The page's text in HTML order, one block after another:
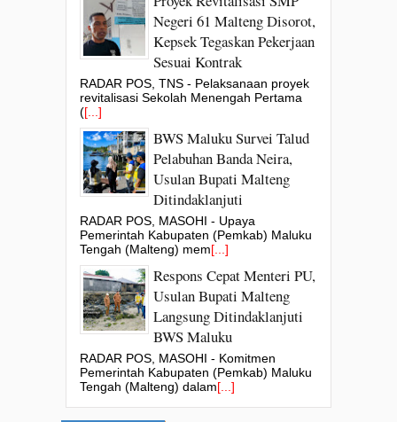
Negeri 61 Malteng Disorot,
Kepsek Tegaskan Pekerjaan
Sesuai Kontrak
RADAR POS, TNS - Pelaksanaan proyek
revitalisasi Sekolah Menengah Pertama
([...]
BWS Maluku Survei Talud
Pelabuhan Banda Neira,
Usulan Bupati Malteng
Ditindaklanjuti
RADAR POS, MASOHI - Upaya
Pemerintah Kabupaten (Pemkab) Maluku
Tengah (Malteng) mem[...]
Respons Cepat Menteri PU,
Usulan Bupati Malteng
Langsung Ditindaklanjuti
BWS Maluku
RADAR POS, MASOHI - Komitmen
Pemerintah Kabupaten (Pemkab) Maluku
Tengah (Malteng) dalam[...]